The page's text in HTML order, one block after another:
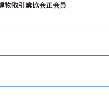
物取引業協会正会員